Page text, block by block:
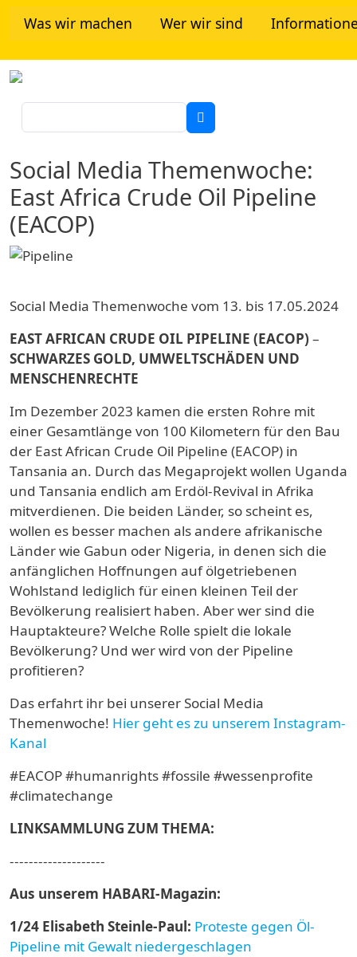
Was wir machen Wer wir sind
Social Media Themenwoche:
East Africa Crude Oil Pipeline
(EACOP)
Social Media Themenwoche vom 13. bis 17.05.2024
EAST AFRICAN CRUDE OIL PIPELINE (EACOP) –
SCHWARZES GOLD, UMWELTSCHÄDEN UND
MENSCHENRECHTE
Im Dezember 2023 kamen die ersten Rohre mit
einer Gesamtlänge von 100 Kilometern für den Bau
der East African Crude Oil Pipeline (EACOP) in
Tansania an. Durch das Megaprojekt wollen Uganda
und Tansania endlich am Erdöl-Revival in Afrika
mitverdienen. Die beiden Länder, so scheint es,
wollen es besser machen als andere afrikanische
Länder wie Gabun oder Nigeria, in denen sich die
anfänglichen Hoffnungen auf ölgetriebenen
Wohlstand lediglich für einen kleinen Teil der
Bevölkerung realisiert haben. Aber wer sind die
Hauptakteure? Welche Rolle spielt die lokale
Bevölkerung? Und wer wird von der Pipeline
profitieren?
Das erfahrt ihr bei unserer Social Media
Themenwoche! Hier geht es zu unserem Instagram-
Kanal
#EACOP #humanrights #fossile #wessenprofite
#climatechange
LINKSAMMLUNG ZUM THEMA:
--------------------
Aus unserem HABARI-Magazin:
1/24 Elisabeth Steinle-Paul: Proteste gegen Öl-
Pipeline mit Gewalt niedergeschlagen